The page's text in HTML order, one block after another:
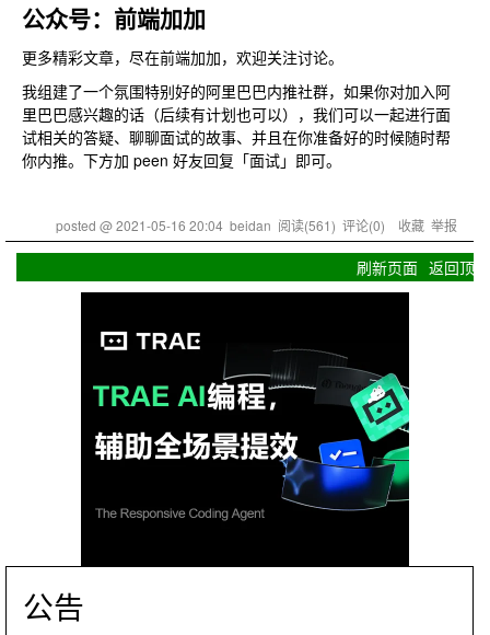
公众号：前端加加
更多精彩文章，尽在前端加加，欢迎关注讨论。
我组建了一个氛围特别好的阿里巴巴内推社群，如果你对加入阿
里巴巴感兴趣的话（后续有计划也可以），我们可以一起进行面
试相关的答疑、聊聊面试的故事、并且在你准备好的时候随时帮
你内推。下方加 peen 好友回复「面试」即可。
posted @2021-05-16 20:04 beidan 阅读(561) 评论(0) 收藏 举报
刷新页面 返回顶部
公告